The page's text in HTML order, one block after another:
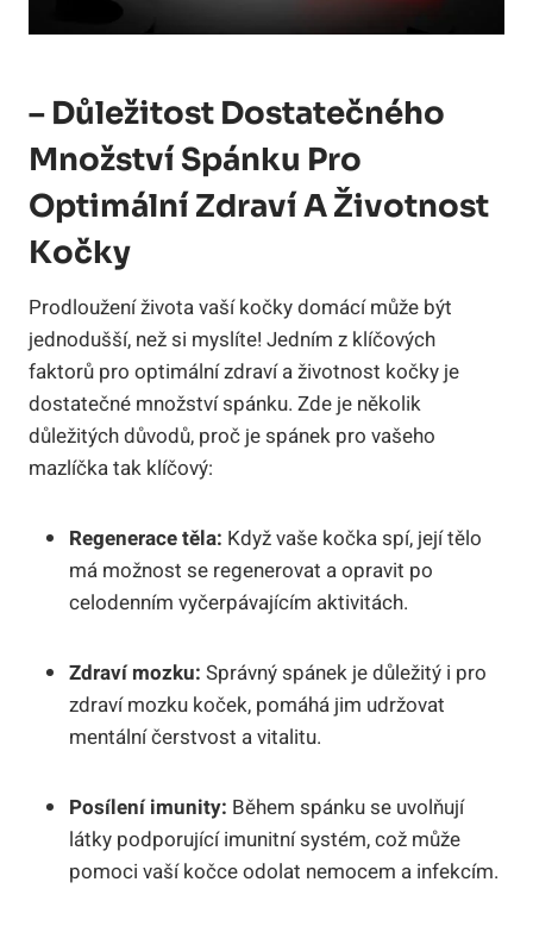
– Důležitost Dostatečného
Množství Spánku Pro
Optimální Zdraví A Životnost
Kočky
Prodloužení života vaší kočky domácí může být
jednodušší, než si myslíte! Jedním z klíčových
faktorů pro optimální zdraví a životnost kočky je
dostatečné množství spánku. Zde je několik
důležitých důvodů, proč je spánek pro vašeho
mazlíčka tak klíčový:
Regenerace těla: Když vaše kočka spí, její tělo
má možnost se regenerovat a opravit po
celodenním vyčerpávajícím aktivitách.
Zdraví mozku: Správný spánek je důležitý i pro
zdraví mozku koček, pomáhá jim udržovat
mentální čerstvost a vitalitu.
Posílení imunity: Během spánku se uvolňují
látky podporující imunitní systém, což může
pomoci vaší kočce odolat nemocem a infekcím.